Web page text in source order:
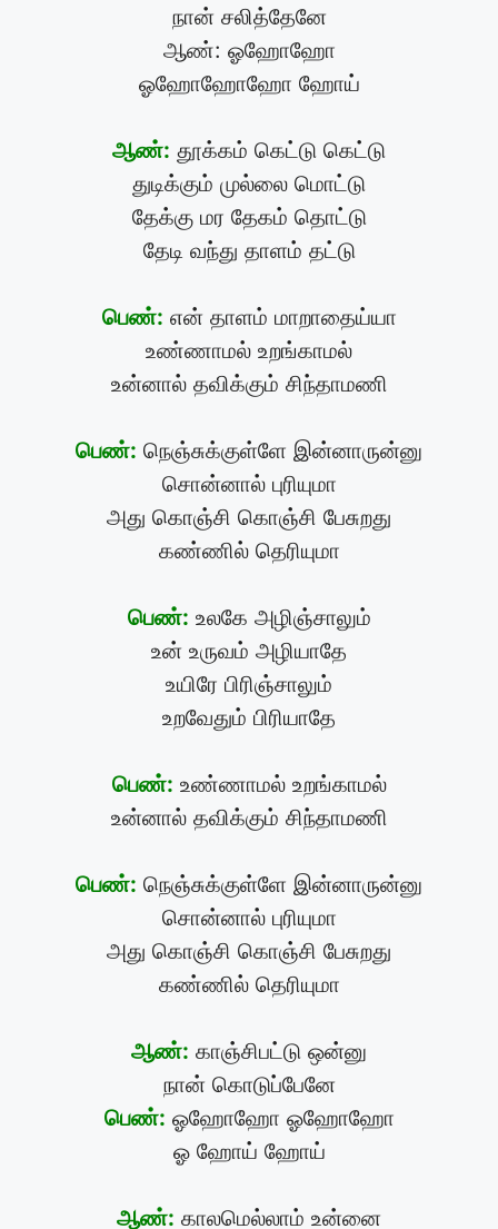
நான் சலித்தேனே
ஆண்: ஓஹோஹோ
ஓஹோஹோஹோ ஹோய்
ஆண்: தூக்கம் கெட்டு கெட்டு
துடிக்கும் முல்லை மொட்டு
தேக்கு மர தேகம் தொட்டு
தேடி வந்து தாளம் தட்டு
பெண்: என் தாளம் மாறாதைய்யா
உண்ணாமல் உறங்காமல்
உன்னால் தவிக்கும் சிந்தாமணி
பெண்: நெஞ்சுக்குள்ளே இன்னாருன்னு
சொன்னால் புரியுமா
அது கொஞ்சி கொஞ்சி பேசுறது
கண்ணில் தெரியுமா
பெண்: உலகே அழிஞ்சாலும்
உன் உருவம் அழியாதே
உயிரே பிரிஞ்சாலும்
உறவேதும் பிரியாதே
பெண்: உண்ணாமல் உறங்காமல்
உன்னால் தவிக்கும் சிந்தாமணி
பெண்: நெஞ்சுக்குள்ளே இன்னாருன்னு
சொன்னால் புரியுமா
அது கொஞ்சி கொஞ்சி பேசுறது
கண்ணில் தெரியுமா
ஆண்: காஞ்சிபட்டு ஒன்னு
நான் கொடுப்பேனே
பெண்: ஓஹோஹோ ஓஹோஹோ
ஓ ஹோய் ஹோய்
ஆண்: காலமெல்லாம் உன்னை